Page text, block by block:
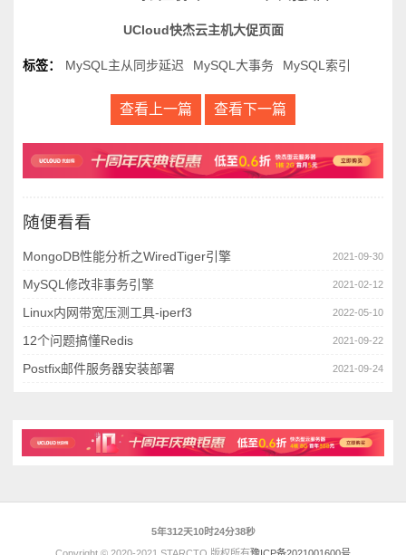
UCloud快杰云主机大促页面
标签： MySQL主从同步延迟 MySQL大事务 MySQL索引
查看上一篇 查看下一篇
随便看看
2021-09-30
MongoDB性能分析之WiredTiger引擎
2021-02-12
MySQL修改非事务引擎
2022-05-10
Linux内网带宽压测工具-iperf3
2021-09-22
12个问题搞懂Redis
2021-09-24
Postfix邮件服务器安装部署
5年312天10时24分39秒
Copyright © 2020-2021 STARCTO 版权所有豫ICP备2021001600号